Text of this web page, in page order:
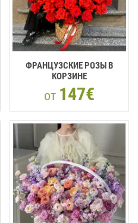
ФРАНЦУЗСКИЕ РОЗЫ В
КОРЗИНЕ
от 147€